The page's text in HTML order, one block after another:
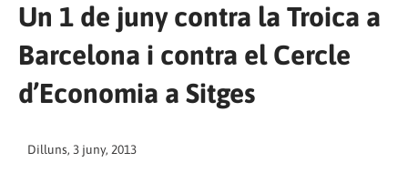
Un 1 de juny contra la Troica a
Barcelona i contra el Cercle
d’Economia a Sitges
Dilluns, 3 juny, 2013